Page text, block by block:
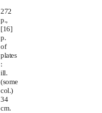
272
p.,
[16]
p.
of
plates
:
ill.
(some
col.)
34
cm.